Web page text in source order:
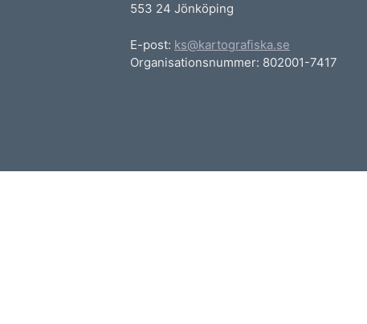
553 24 Jönköping
E-post: ks@kartografiska.se
Organisationsnummer: 802001-7417